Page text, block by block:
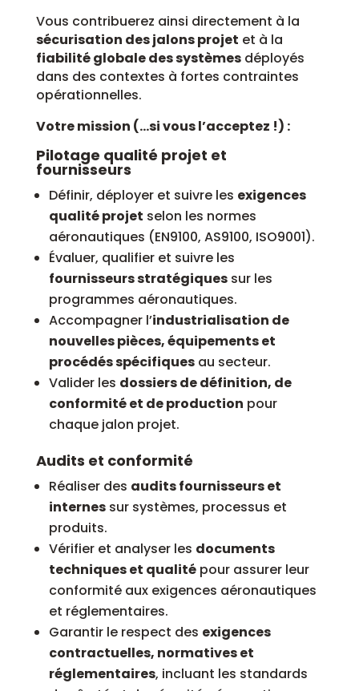
Vous contribuerez ainsi directement à la
sécurisation des jalons projet et à la
fiabilité globale des systèmesdéployés
dans des contextes à fortes contraintes
opérationnelles.
Votre mission (…si vous l’acceptez !) :
Pilotage qualité projet et
fournisseurs
Définir, déployer et suivre les exigences
qualité projet selon les normes
aéronautiques (EN9100, AS9100, ISO9001).
Évaluer, qualifier et suivre les
fournisseurs stratégiquessur les
programmes aéronautiques.
Accompagner l’industrialisation de
nouvelles pièces, équipements et
procédés spécifiquesau secteur.
Valider les dossiers de définition, de
conformité et de production pour
chaque jalon projet.
Audits et conformité
Réaliser des audits fournisseurs et
internessur systèmes, processus et
produits.
Vérifier et analyser les documents
techniques et qualitépour assurer leur
conformité aux exigences aéronautiques
et réglementaires.
Garantir le respect des exigences
contractuelles, normatives et
réglementaires, incluant les standards